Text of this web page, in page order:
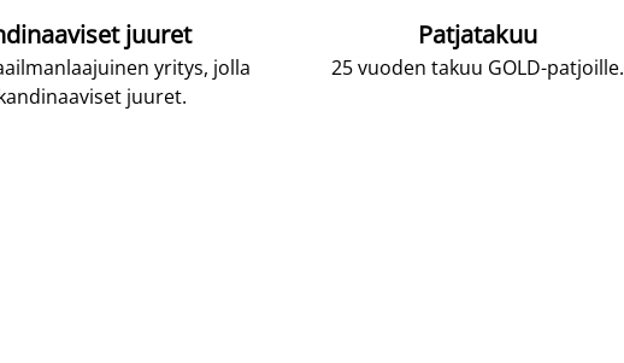
juuret
yritys, jolla
juuret.
Patjatakuu
25 vuoden takuu GOLD-patjoille.